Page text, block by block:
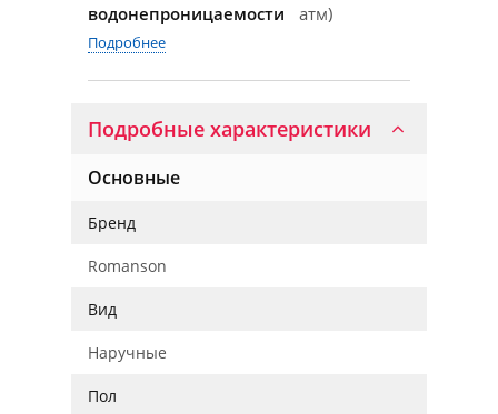
водонепроницаемости
атм)
Подробнее
Подробные характеристики
Основные
Бренд
Romanson
Вид
Наручные
Пол